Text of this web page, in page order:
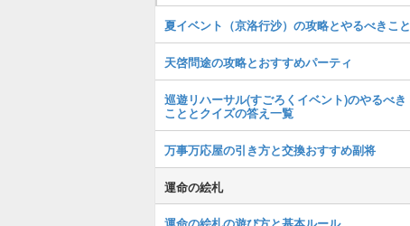
夏イベント（京洛行沙）の攻略とやるべきこと
天啓問途の攻略とおすすめパーティ
巡遊リハーサル(すごろくイベント)のやるべき
こととクイズの答え一覧
万事万応屋の引き方と交換おすすめ副将
運命の絵札